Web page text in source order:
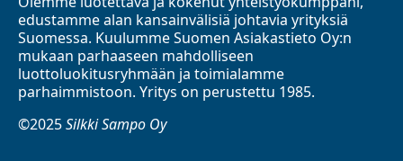
edustamme alan kansainvälisiä johtavia yrityksiä
Suomessa. Kuulumme Suomen Asiakastieto Oy:n
mukaan parhaaseen mahdolliseen
luottoluokitusryhmään ja toimialamme
parhaimmistoon. Yritys on perustettu 1985.
©2025Silkki Sampo Oy